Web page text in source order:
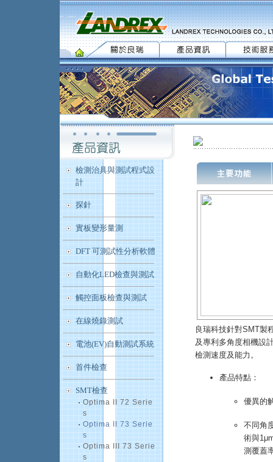
檢測治具與測試程式設
計
探針
實板變形量測
DFT 可測試性分析軟體
自動化LED檢查與測試
觸控面板檢查與測試
在線燒錄測試
電池(EV)自動測試系統
首件檢查
SMT檢查
Optima II 72 Serie
s
Optima II 73 Serie
s
Optima III 73 Serie
s
良瑞科技針對SMT製
及專利多角度相機設
檢測速度及能力。
產品特點：
優異的
不同角
術與
測覆蓋